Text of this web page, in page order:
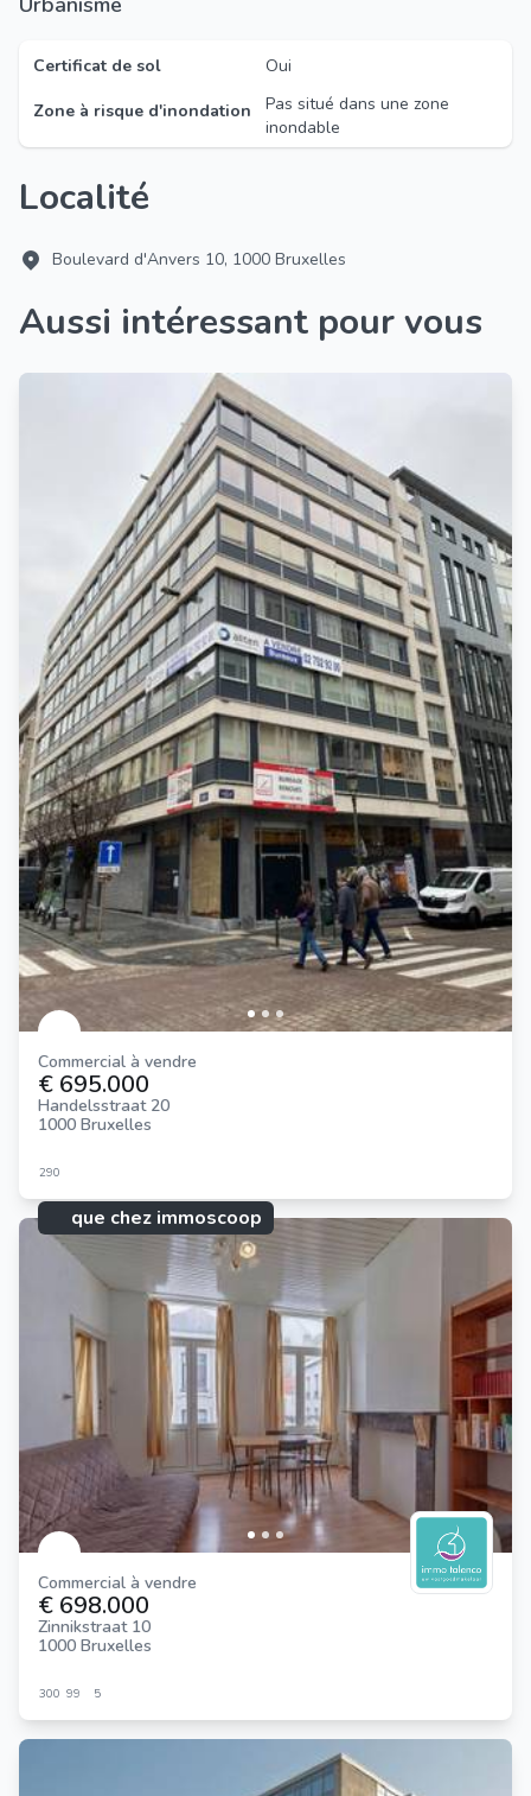
Certificat de sol
Oui
Zone à risque d'inondation
Pas situé dans une zone
inondable
Localité
Boulevard d'Anvers 10, 1000 Bruxelles
Aussi intéressant pour vous
Commercial à vendre
€ 695.000
Handelsstraat 20
1000 Bruxelles
290
que chez immoscoop
que chez immoscoop:
Commercial à vendre
€ 698.000
Zinnikstraat 10
1000 Bruxelles
300 99 5